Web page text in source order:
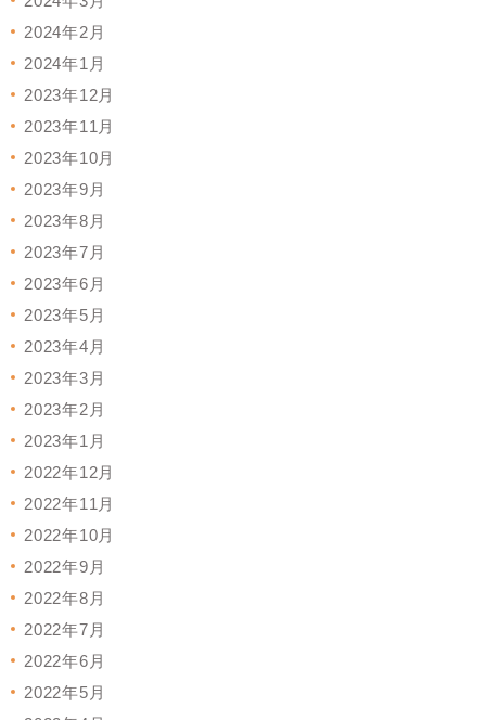
2024年2月
2024年1月
2023年12月
2023年11月
2023年10月
2023年9月
2023年8月
2023年7月
2023年6月
2023年5月
2023年4月
2023年3月
2023年2月
2023年1月
2022年12月
2022年11月
2022年10月
2022年9月
2022年8月
2022年7月
2022年6月
2022年5月